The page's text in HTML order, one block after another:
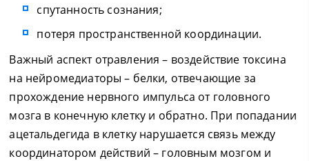
спутанность сознания;
потеря пространственной координации.
Важный аспект отравления – воздействие токсина
на нейромедиаторы – белки, отвечающие за
прохождение нервного импульса от головного
мозга в конечную клетку и обратно. При попадании
ацетальдегида в клетку нарушается связь между
координатором действий – головным мозгом и